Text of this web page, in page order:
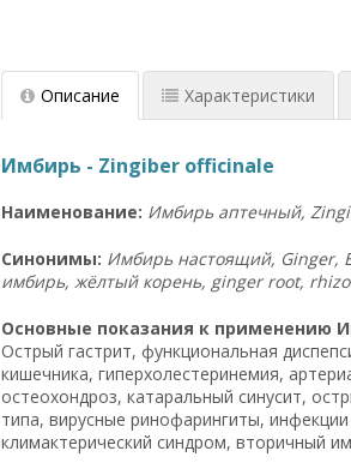
Описание Характеристики
Имбирь - Zingiber officinale
Наименование: Имбирь аптечный,
Синонимы:
Основные показания к применению
Острый гастрит, функциональная
кишечника, гиперхолестеринемия,
остеохондроз, катаральный синусит,
типа, вирусные ринофарингиты,
климактерический синдром, вторичный